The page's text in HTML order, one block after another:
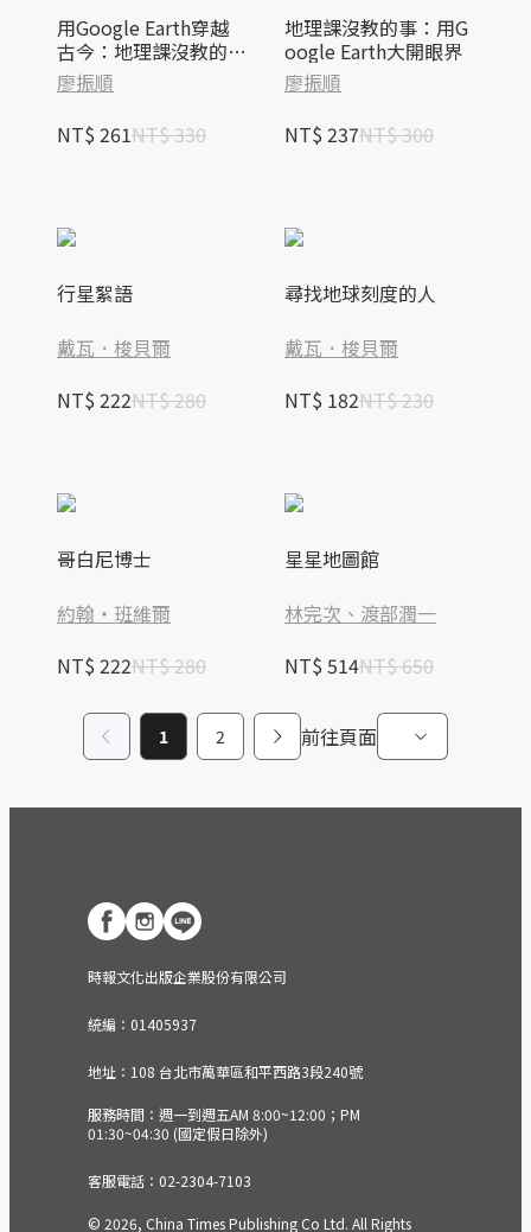
用Google Earth穿越
古今：地理課沒教的事
2
廖振順
NT$ 261NT$ 330
地理課沒教的事：用G
oogle Earth大開眼界
廖振順
NT$ 237NT$ 300
行星絮語
戴瓦．梭貝爾
NT$ 222NT$ 280
尋找地球刻度的人
戴瓦．梭貝爾
NT$ 182NT$ 230
哥白尼博士
約翰‧班維爾
NT$ 222NT$ 280
星星地圖館
林完次、渡部潤一
NT$ 514NT$ 650
1 2 前往頁面
時報文化出版企業股份有限公司
統編：01405937
地址：108 台北市萬華區和平西路3段240號
服務時間：週一到週五AM 8:00~12:00；PM
01:30~04:30 (國定假日除外)
客服電話：02-2304-7103
© 2026, China Times Publishing Co Ltd. All Rights